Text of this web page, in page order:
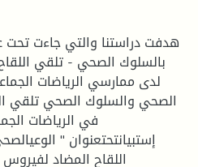
هدفت دراستنا والتي جاءت تحت
لدى ممارسي الرياضات
الصحي والسلوك الصحي تلقي
في الرياضات
إستبيانتحتعنوان "
اللقاح المضاد